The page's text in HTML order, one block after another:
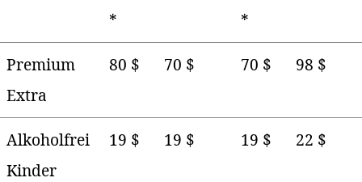
*
*
Premium
Extra
80 $ 70 $ 70 $ 98 $
Alkoholfrei
Kinder
19 $ 19 $ 19 $ 22 $